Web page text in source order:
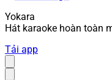
Yokara
Hát karaoke hoàn toàn
Tải app